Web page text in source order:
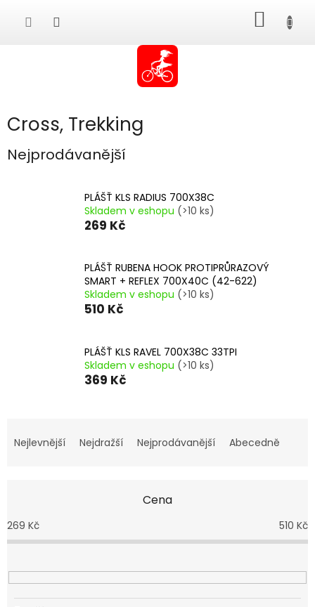
KOŠÍK
Cross, Trekking
Nejprodávanější
PLÁŠŤ KLS RADIUS 700X38C
Skladem v eshopu (>10 ks)
269 Kč
PLÁŠŤ RUBENA HOOK PROTIPRŮRAZOVÝ
SMART + REFLEX 700X40C (42-622)
Skladem v eshopu (>10 ks)
510 Kč
PLÁŠŤ KLS RAVEL 700X38C 33TPI
Skladem v eshopu (>10 ks)
369 Kč
a
p
r
o
u
Nejlevnější Nejdražší Nejprodávanější Abecedně
Cena
269 Kč 510 Kč